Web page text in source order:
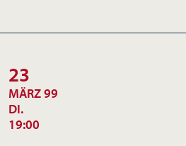
23
MÄRZ 99
DI.
19:00